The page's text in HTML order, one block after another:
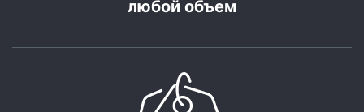
любой объем